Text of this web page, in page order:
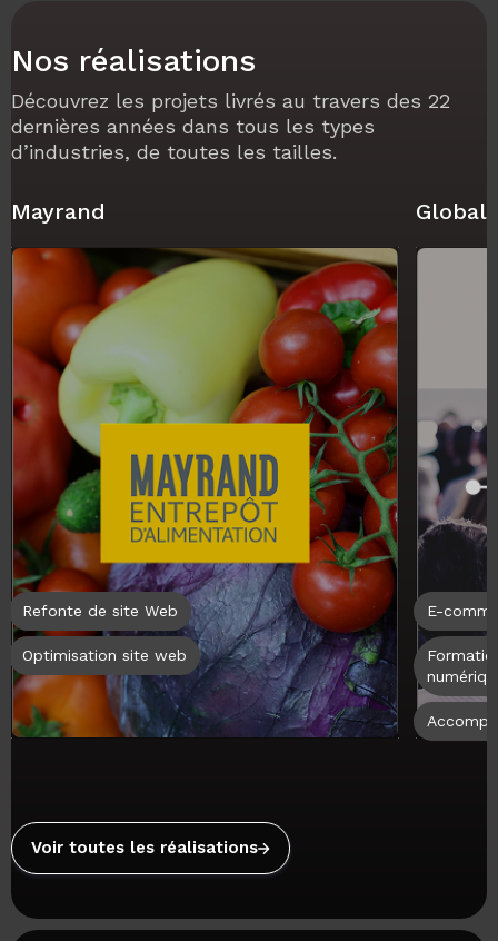
Nos réalisations
Découvrez les projets livrés au travers des 22
dernières années dans tous les types
d’industries, de toutes les tailles.
Mayrand
Refonte de site Web
Optimisation site web
E-
Voir toutes les réalisations